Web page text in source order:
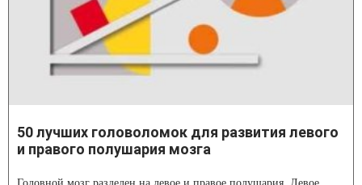
50 лучших головоломок для развития левого
и правого полушария мозга